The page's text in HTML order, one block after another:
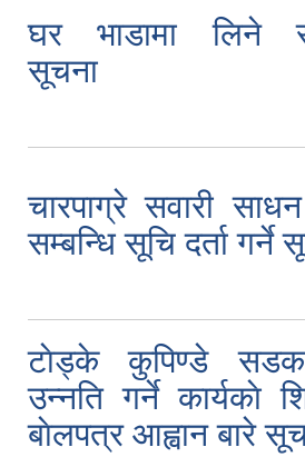
घर भाडामा लिने
सूचना
चारपाग्रे सवारी
सम्बन्धि सूचि दर्ता गर्ने
टाेड्के कुपिण्डे
उन्नति गर्ने कार्यकाे
बाेलपत्र आह्वान बारे